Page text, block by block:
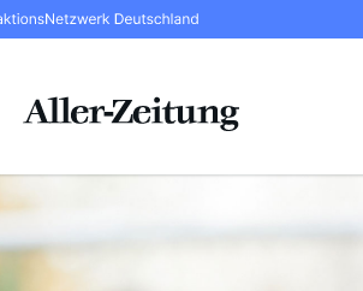
RND Partner im RedaktionsNetzwerk Deutschland